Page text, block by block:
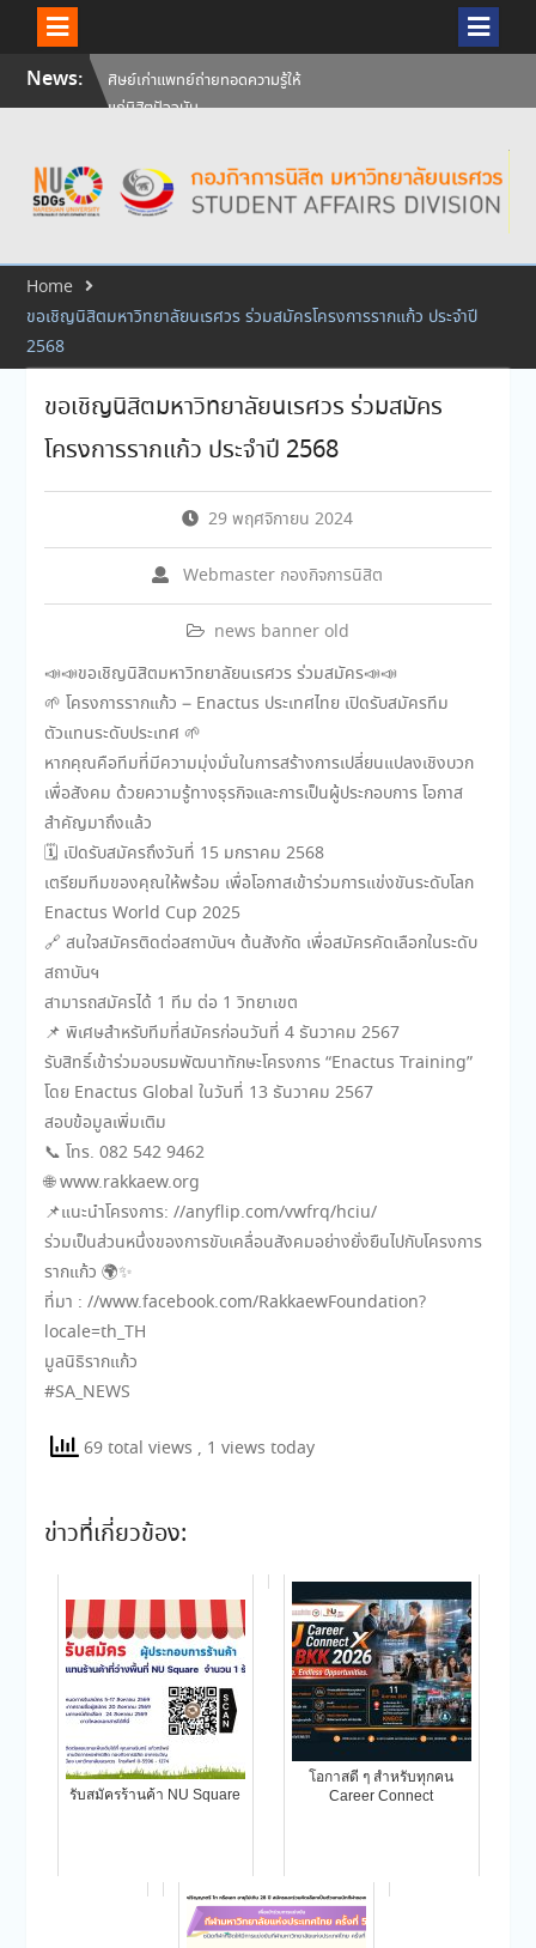
SkipNews:
ศิษย์เก่าแพทย์ถ่ายทอดความรู้ให้
แก่นิสิตปัจจุบัน
นเรศวร ครบรอบ 36 ปี 29
กรกฎาคม 2569
สัมภาษณ์นิสิตเพื่อพิจารณาเข้ารับ
ประจำปีการศึกษา 256
Home
ขอเชิญนิสิตมหาวิทยาลัยนเรศวร ร่วมสมัครโครงการรากแก้ว ประจำปี
2568
ขอเชิญนิสิตมหาวิทยาลัยนเรศวร ร่วมสมัคร
โครงการรากแก้ว ประจำปี 2568
29 พฤศจิกายน 2024
Webmaster กองกิจการนิสิต
news banner old
📣📣ขอเชิญนิสิตมหาวิทยาลัยนเรศวร ร่วมสมัคร📣📣
🌱 โครงการรากแก้ว – Enactus ประเทศไทย เปิดรับสมัครทีม
ตัวแทนระดับประเทศ 🌱
หากคุณคือทีมที่มีความมุ่งมั่นในการสร้างการเปลี่ยนแปลงเชิงบวก
เพื่อสังคม ด้วยความรู้ทางธุรกิจและการเป็นผู้ประกอบการ โอกาส
สำคัญมาถึงแล้ว
🗓 เปิดรับสมัครถึงวันที่ 15 มกราคม 2568
เตรียมทีมของคุณให้พร้อม เพื่อโอกาสเข้าร่วมการแข่งขันระดับโลก
Enactus World Cup 2025
🔗 สนใจสมัครติดต่อสถาบันฯ ต้นสังกัด เพื่อสมัครคัดเลือกในระดับ
สถาบันฯ
สามารถสมัครได้ 1 ทีม ต่อ 1 วิทยาเขต
📌 พิเศษสำหรับทีมที่สมัครก่อนวันที่ 4 ธันวาคม 2567
รับสิทธิ์เข้าร่วมอบรมพัฒนาทักษะโครงการ “Enactus Training”
โดย Enactus Global ในวันที่ 13 ธันวาคม 2567
สอบข้อมูลเพิ่มเติม
📞 โทร. 082 542 9462
🌐 www.rakkaew.org
📌แนะนำโครงการ: //anyflip.com/vwfrq/hciu/
ร่วมเป็นส่วนหนึ่งของการขับเคลื่อนสังคมอย่างยั่งยืนไปกับโครงการ
รากแก้ว 🌍✨
ที่มา : //www.facebook.com/RakkaewFoundation?
locale=th_TH
มูลนิธิรากแก้ว
#SA_NEWS
69 total views , 1 views today
ข่าวที่เกี่ยวข้อง:
รับสมัครร้านค้า NU Square
โอกาสดี ๆ สำหรับทุกคน
Career Connect